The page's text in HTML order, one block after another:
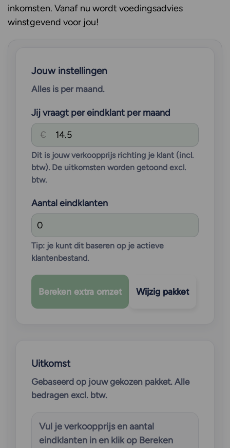
inkomsten. Vanaf nu wordt voedingsadvies
winstgevend voor jou!
Jouw instellingen
Alles is per maand.
Jij vraagt per eindklant per maand
€
Dit is jouw verkoopprijs richting je klant (incl.
btw). De uitkomsten worden getoond excl.
btw.
Aantal eindklanten
Tip: je kunt dit baseren op je actieve
klantenbestand.
Bereken extra omzet Wijzig pakket
Uitkomst
Gebaseerd op jouw gekozen pakket. Alle
bedragen excl. btw.
Vul je verkoopprijs en aantal
eindklanten in en klik op Bereken